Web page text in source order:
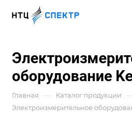
оборудование
Главная — Каталог продукции
Электроизмерительное